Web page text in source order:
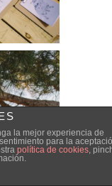
la mejor experiencia de
para la
política de cookies,